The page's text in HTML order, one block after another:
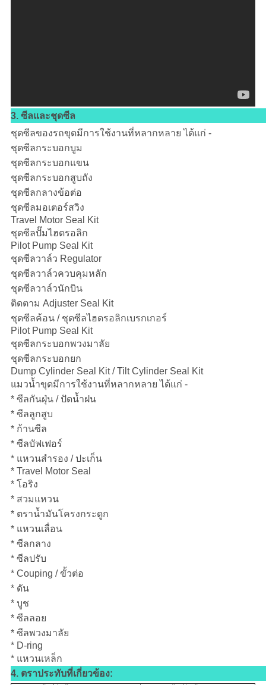
3. ซีลและชุดซีล
ชุดซีลของรถขุดมีการใช้งานที่หลากหลาย ได้แก่ -
ชุดซีลกระบอกบูม
ชุดซีลกระบอกแขน
ชุดซีลกระบอกสูบถัง
ชุดซีลกลางข้อต่อ
ชุดซีลมอเตอร์สวิง
Travel Motor Seal Kit
ชุดซีลปั๊มไฮดรอลิก
Pilot Pump Seal Kit
ชุดซีลวาล์ว Regulator
ชุดซีลวาล์วควบคุมหลัก
ชุดซีลวาล์วนักบิน
ติดตาม Adjuster Seal Kit
ชุดซีลค้อน / ชุดซีลไฮดรอลิกเบรกเกอร์
Pilot Pump Seal Kit
ชุดซีลกระบอกพวงมาลัย
ชุดซีลกระบอกยก
Dump Cylinder Seal Kit / Tilt Cylinder Seal Kit
แมวน้ำขุดมีการใช้งานที่หลากหลาย ได้แก่ -
* ซีลกันฝุ่น / ปัดน้ำฝน
* ซีลลูกสูบ
* ก้านซีล
* ซีลบัฟเฟอร์
* แหวนสำรอง / ปะเก็น
* Travel Motor Seal
* โอริง
* สวมแหวน
* ตราน้ำมันโครงกระดูก
* แหวนเลื่อน
* ซีลกลาง
* ซีลปรับ
* Couping / ขั้วต่อ
* ดัน
* บูช
* ซีลลอย
* ซีลพวงมาลัย
* D-ring
* แหวนเหล็ก
4. ตราประทับที่เกี่ยวข้อง: